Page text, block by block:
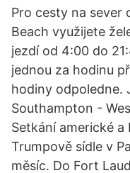
Pro cesty na sever
Beach využijete
jezdí od 4:00 do
jednou za hodinu
hodiny odpoledne.
Southampton -
Setkání americké a
Trumpově sídle v
měsíc. Do Fort